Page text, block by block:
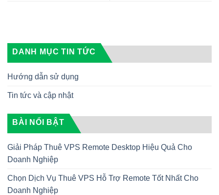
DANH MỤC TIN TỨC
Hướng dẫn sử dụng
Tin tức và cập nhật
BÀI NỔI BẬT
Giải Pháp Thuê VPS Remote Desktop Hiệu Quả Cho
Doanh Nghiệp
Chọn Dịch Vụ Thuê VPS Hỗ Trợ Remote Tốt Nhất Cho
Doanh Nghiệp